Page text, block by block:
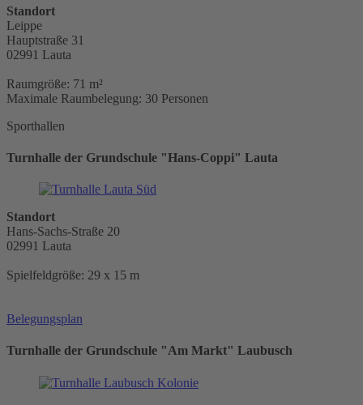
Standort
Leippe
Hauptstraße 31
02991 Lauta
Raumgröße: 71 m²
Maximale Raumbelegung: 30 Personen
Sporthallen
Turnhalle der Grundschule "Hans-Coppi" Lauta
Standort
Hans-Sachs-Straße 20
02991 Lauta
Spielfeldgröße: 29 x 15 m
Belegungsplan
Turnhalle der Grundschule "Am Markt" Laubusch